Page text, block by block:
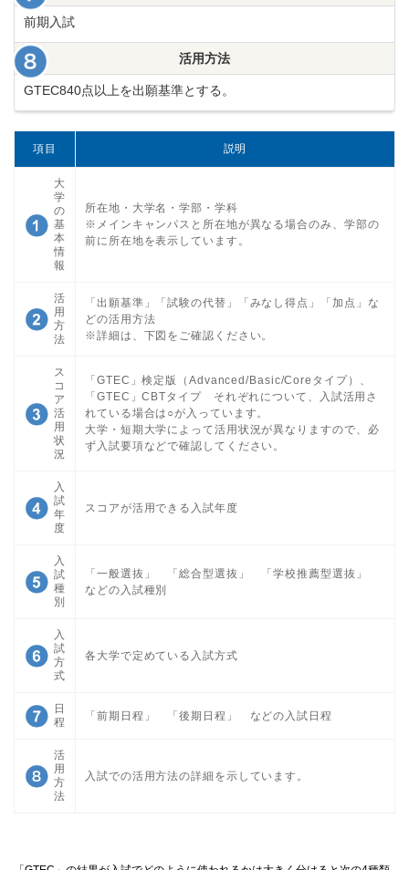
前期入試
活用方法
GTEC840点以上を出願基準とする。
項目 説明
大
学
の
基
本
情
報
所在地・大学名・学部・学科
※メインキャンパスと所在地が異なる場合のみ、学部の
前に所在地を表示しています。
活
用
方
法
「出願基準」「試験の代替」「みなし得点」「加点」な
どの活用方法
※詳細は、下図をご確認ください。
ス
コ
ア
活
用
状
況
「GTEC」検定版（Advanced/Basic/Coreタイプ）、
「GTEC」CBTタイプ それぞれについて、入試活用さ
れている場合は○が入っています。
大学・短期大学によって活用状況が異なりますので、必
ず入試要項などで確認してください。
入
試
年
度
スコアが活用できる入試年度
入
試
種
別
「一般選抜」 「総合型選抜」 「学校推薦型選抜」
などの入試種別
入
試
方
式
各大学で定めている入試方式
日
程
「前期日程」 「後期日程」 などの入試日程
活
用
方
法
入試での活用方法の詳細を示しています。